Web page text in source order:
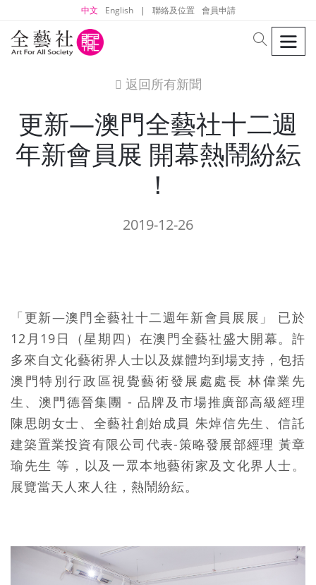
中文 English | 聯絡及位置 會員申請
search
icon
返回所有新聞
更新—澳門全藝社十二週
年新會員展 開幕熱鬧紛紜
！
2019-12-26
「更新—澳門全藝社十二週年新會員展展」 已於
12月19日（星期四）在澳門全藝社盛大開幕。許
多來自文化藝術界人士以及媒體均到場支持，包括
澳門特別行政區視覺藝術發展處處長 林偉業先
生、澳門德晉集團 - 品牌及市場推廣部高級經理
陳思朗女士、全藝社創始成員 朱焯信先生、信託
建築置業投資有限公司代表-策略發展部經理 黃章
瑜先生 等，以及一眾本地藝術家及文化界人士。
展覽當天人來人往，熱鬧紛紜。